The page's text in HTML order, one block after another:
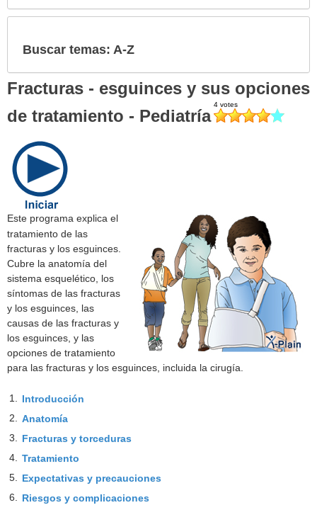
Buscar temas: A-Z
Fracturas - esguinces y sus opciones
de tratamiento - Pediatría
Este programa explica el
tratamiento de las
fracturas y los esguinces.
Cubre la anatomía del
sistema esquelético, los
síntomas de las fracturas
y los esguinces, las
causas de las fracturas y
los esguinces, y las
opciones de tratamiento
para las fracturas y los esguinces, incluida la cirugía.
1. Introducción
2. Anatomía
3. Fracturas y torceduras
4. Tratamiento
5. Expectativas y precauciones
6. Riesgos y complicaciones